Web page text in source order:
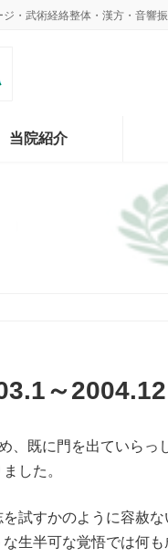
・武術経絡整体・漢方・音響
当院紹介
～2004.12
既に門を出ていらっ
した。
試すかのように容赦
生半可な覚悟では何